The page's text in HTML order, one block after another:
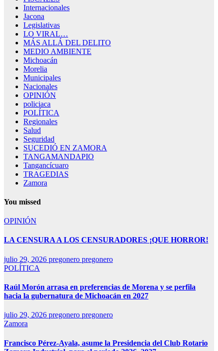
Internacionales
Jacona
Legislativas
LO VIRAL…
MÁS ALLÁ DEL DELITO
MEDIO AMBIENTE
Michoacán
Morelia
Municipales
Nacionales
OPINIÓN
policiaca
POLÍTICA
Regionales
Salud
Seguridad
SUCEDIÓ EN ZAMORA
TANGAMANDAPIO
Tangancícuaro
TRAGEDIAS
Zamora
You missed
OPINIÓN
LA CENSURA A LOS CENSURADORES ¡QUE HORROR!
julio 29, 2026 pregonero pregonero
POLÍTICA
Raúl Morón arrasa en preferencias de Morena y se perfila
hacia la gubernatura de Michoacán en 2027
julio 29, 2026 pregonero pregonero
Zamora
Francisco Pérez-Ayala, asume la Presidencia del Club Rotario